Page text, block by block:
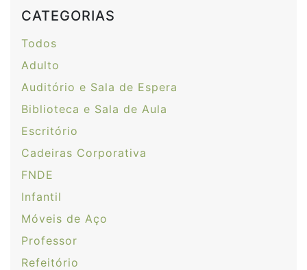
CATEGORIAS
Todos
Adulto
Auditório e Sala de Espera
Biblioteca e Sala de Aula
Escritório
Cadeiras Corporativa
FNDE
Infantil
Móveis de Aço
Professor
Refeitório